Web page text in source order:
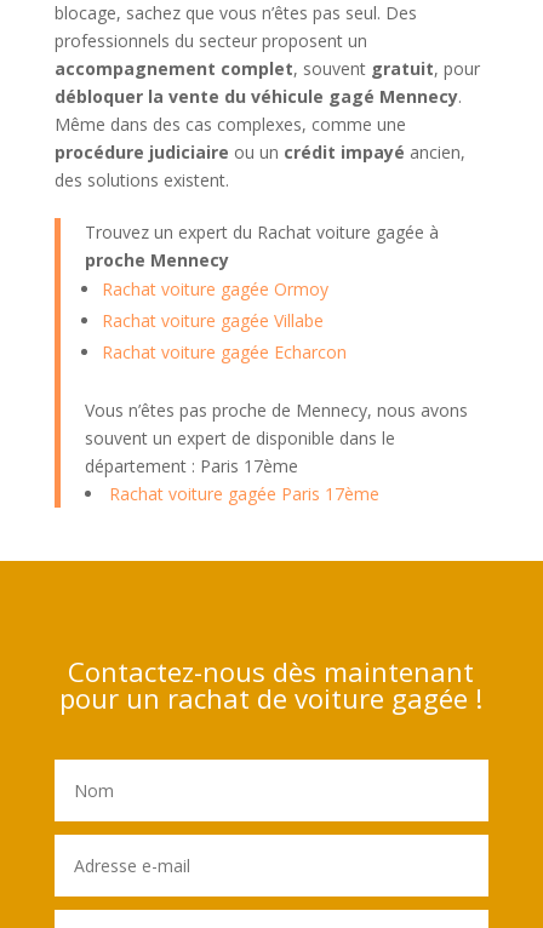
blocage, sachez que vous n’êtes pas seul. Des
professionnels du secteur proposent un
accompagnement complet, souvent gratuit, pour
débloquer la vente du véhicule gagé Mennecy.
Même dans des cas complexes, comme une
procédure judiciaire ou un crédit impayé ancien,
des solutions existent.
Trouvez un expert du Rachat voiture gagée à
proche Mennecy
Rachat voiture gagée Ormoy
Rachat voiture gagée Villabe
Rachat voiture gagée Echarcon
Vous n’êtes pas proche de Mennecy, nous avons
souvent un expert de disponible dans le
département : Paris 17ème
Rachat voiture gagée Paris 17ème
Contactez-nous dès maintenant
pour un rachat de voiture gagée !